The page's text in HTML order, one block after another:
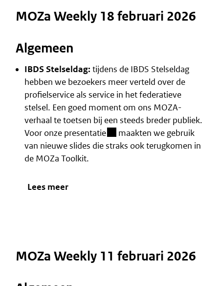
MOZa Weekly 18 februari 2026
Algemeen
IBDS Stelseldag: tijdens de IBDS Stelseldag
hebben we bezoekers meer verteld over de
profielservice als service in het federatieve
stelsel. Een goed moment om ons MOZA-
verhaal te toetsen bij een steeds breder publiek.
Voor onze presentatie(besloten omgeving)
maakten we gebruik
van nieuwe slides die straks ook terugkomen in
de MOZa Toolkit.
Lees meer
MOZa Weekly 11 februari 2026